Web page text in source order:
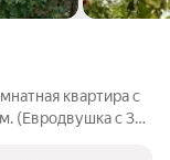
квартира с
(Евродвушка с 3